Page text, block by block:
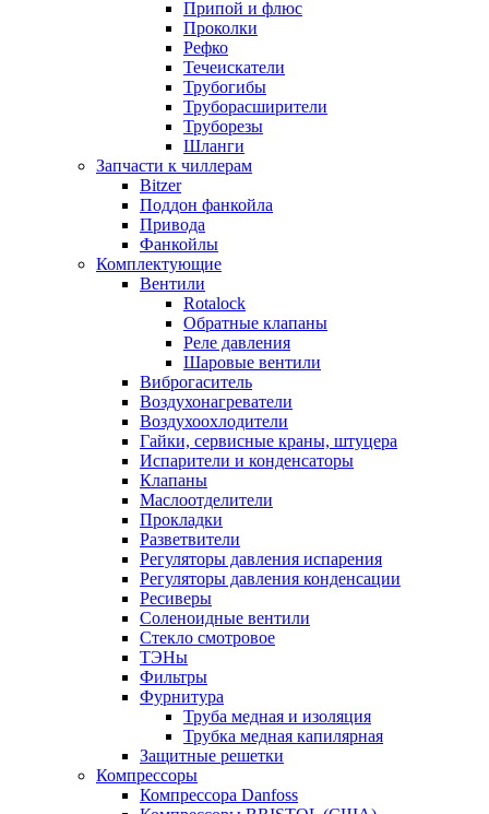
Припой и флюс
Проколки
Рефко
Течеискатели
Трубогибы
Труборасширители
Труборезы
Шланги
Запчасти к чиллерам
Bitzer
Поддон фанкойла
Привода
Фанкойлы
Комплектующие
Вентили
Rotalock
Обратные клапаны
Реле давления
Шаровые вентили
Виброгаситель
Воздухонагреватели
Воздухоохлодители
Гайки, сервисные краны, штуцера
Испарители и конденсаторы
Клапаны
Маслоотделители
Прокладки
Разветвители
Регуляторы давления испарения
Регуляторы давления конденсации
Ресиверы
Соленоидные вентили
Стекло смотровое
ТЭНы
Фильтры
Фурнитура
Труба медная и изоляция
Трубка медная капилярная
Защитные решетки
Компрессоры
Компрессора Danfoss